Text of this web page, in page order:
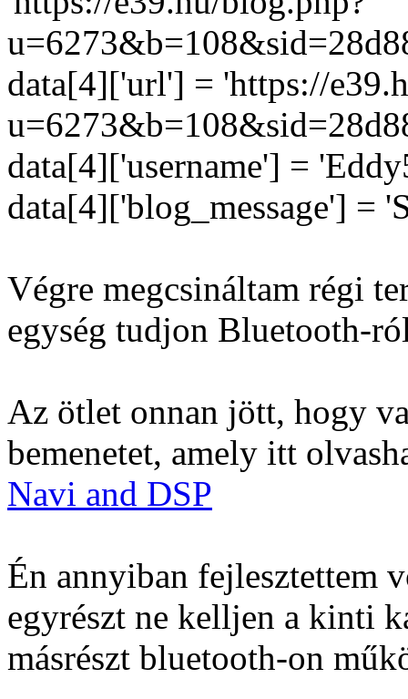
data[4]['url'] = 'https://
data[4]['username'] =
data[4]['blog_message'] =
Végre megcsináltam régi
egység tudjon Bluetooth-
Az ötlet onnan jött, hogy
bemenetet, amely itt
Navi and DSP
Én annyiban fejlesztettem
egyrészt ne kelljen a kinti
másrészt bluetooth-on